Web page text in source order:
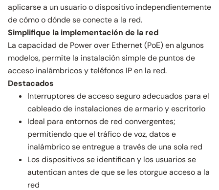
aplicarse a un usuario o dispositivo independientemente
de cómo o dónde se conecte a la red.
Simplifique la implementación de la red
La capacidad de Power over Ethernet (PoE) en algunos
modelos, permite la instalación simple de puntos de
acceso inalámbricos y teléfonos IP en la red.
Destacados
Interruptores de acceso seguro adecuados para el
cableado de instalaciones de armario y escritorio
Ideal para entornos de red convergentes;
permitiendo que el tráfico de voz, datos e
inalámbrico se entregue a través de una sola red
Los dispositivos se identifican y los usuarios se
autentican antes de que se les otorgue acceso a la
red